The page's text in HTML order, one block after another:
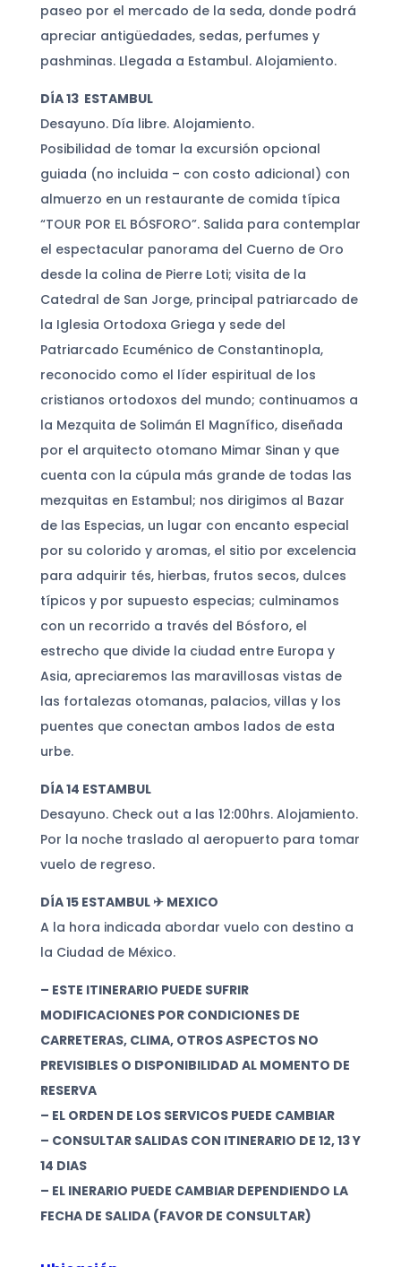
paseo por el mercado de la seda, donde podrá
apreciar antigüedades, sedas, perfumes y
pashminas. Llegada a Estambul. Alojamiento.
DÍA 13 ESTAMBUL
Desayuno. Día libre. Alojamiento.
Posibilidad de tomar la excursión opcional
guiada (no incluida – con costo adicional) con
almuerzo en un restaurante de comida típica
“TOUR POR EL BÓSFORO”. Salida para contemplar
el espectacular panorama del Cuerno de Oro
desde la colina de Pierre Loti; visita de la
Catedral de San Jorge, principal patriarcado de
la Iglesia Ortodoxa Griega y sede del
Patriarcado Ecuménico de Constantinopla,
reconocido como el líder espiritual de los
cristianos ortodoxos del mundo; continuamos a
la Mezquita de Solimán El Magnífico, diseñada
por el arquitecto otomano Mimar Sinan y que
cuenta con la cúpula más grande de todas las
mezquitas en Estambul; nos dirigimos al Bazar
de las Especias, un lugar con encanto especial
por su colorido y aromas, el sitio por excelencia
para adquirir tés, hierbas, frutos secos, dulces
típicos y por supuesto especias; culminamos
con un recorrido a través del Bósforo, el
estrecho que divide la ciudad entre Europa y
Asia, apreciaremos las maravillosas vistas de
las fortalezas otomanas, palacios, villas y los
puentes que conectan ambos lados de esta
urbe.
DÍA 14 ESTAMBUL
Desayuno. Check out a las 12:00hrs. Alojamiento.
Por la noche traslado al aeropuerto para tomar
vuelo de regreso.
DÍA 15 ESTAMBUL ✈ MEXICO
A la hora indicada abordar vuelo con destino a
la Ciudad de México.
– ESTE ITINERARIO PUEDE SUFRIR
MODIFICACIONES POR CONDICIONES DE
CARRETERAS, CLIMA, OTROS ASPECTOS NO
PREVISIBLES O DISPONIBILIDAD AL MOMENTO DE
RESERVA
– EL ORDEN DE LOS SERVICOS PUEDE CAMBIAR
– CONSULTAR SALIDAS CON ITINERARIO DE 12, 13 Y
14 DIAS
– EL INERARIO PUEDE CAMBIAR DEPENDIENDO LA
FECHA DE SALIDA (FAVOR DE CONSULTAR)